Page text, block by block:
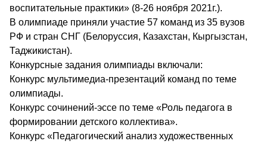
воспитательные практики» (8-26 ноября 2021г.).
В олимпиаде приняли участие 57 команд из 35 вузов
РФ и стран СНГ (Белоруссия, Казахстан, Кыргызстан,
Таджикистан).
Конкурсные задания олимпиады включали:
Конкурс мультимедиа-презентаций команд по теме
олимпиады.
Конкурс сочинений-эссе по теме «Роль педагога в
формировании детского коллектива».
Конкурс «Педагогический анализ художественных